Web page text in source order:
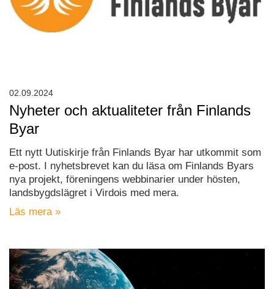
Nyheter och aktualiteter från Finlands
Byar
Ett nytt Uutiskirje från Finlands Byar har utkommit som
e-post. I nyhetsbrevet kan du läsa om Finlands Byars
nya projekt, föreningens webbinarier under hösten,
landsbygdslägret i Virdois med mera.
Läs mera »
02.09.2024